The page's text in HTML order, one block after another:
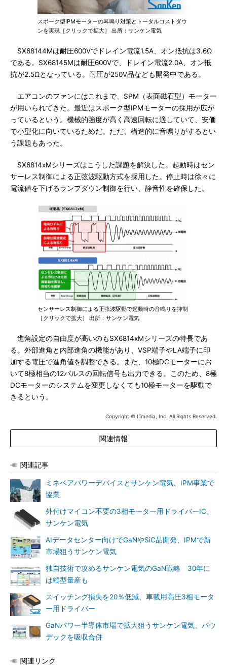
スポーク型IPMモーターの耳鳴り対策とトータルコストダウ
ンを実現［クリックで拡大］ 出所：サンケン電気
SX68144Mは耐圧600Vでドレイン電流1.5A、オン抵抗は3.6Ω
である。SX68145Mは耐圧600Vで、ドレイン電流2.0A、オン抵
抗が2.5Ωとなっている。耐圧が250V品なども開発中である。
エアコンのファンにはこれまで、SPM（表面磁石型）モーター
が用いられてきた。最近はスポーク型IPMモーターの採用が広が
っているという。機械的強度が高く高速回転に適していて、安価
で小型化に向いているためだ。ただ、構造的に音鳴りがするとい
う課題もあった。
SX6814xMシリーズはこうした課題を解決した。起動時はセン
サーレス制御による正弦波駆動方式を採用した。停止時は徐々に
電流値を下げるランプダウン制御を行い、静音性を確保した。
センサーレス制御による正弦波駆動で起動時の音鳴りを抑制
［クリックで拡大］ 出所：サンケン電気
進角設定の自由度が高いのもSX6814xMシリーズの特長であ
る。外部進角と内部進角の機能があり、VSP端子やLA端子に印
加する電圧で進角値を調整できる。また、10極DCモーターにお
いて8極相当の12パルスの回転信号も出力できる。このため、8極
DCモーターのシステムを変更しなくても10極モーターを駆動で
きるという。
Copyright © ITmedia, Inc. All Rights Reserved.
関連情報
関連記事
ミネベアパワーデバイスとサンケン電気、IPM事業で
協業
外付けマイコン不要の3相モーター用ドライバーIC、
サンケン電気
AIデータセンター向けでGaNやSiC品開発、IPMで新
市場狙うサンケン電気
独自技術で攻めるサンケン電気のGaN戦略 30年に
は縦型量産も
スイッチング損失を20％低減、車載用高圧3相モータ
ー用ドライバー
GaNパワー半導体市場で拡大狙うサンケン電気、パウ
デックを吸収合併
関連リンク